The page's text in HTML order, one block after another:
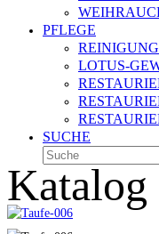
PFLEGE
LOTUS-
SUCHE
Suche
Katalog